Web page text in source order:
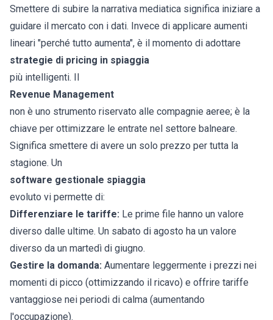
Smettere di subire la narrativa mediatica significa iniziare a
guidare il mercato con i dati. Invece di applicare aumenti
lineari "perché tutto aumenta", è il momento di adottare
strategie di pricing in spiaggia
più intelligenti. Il
Revenue Management
non è uno strumento riservato alle compagnie aeree; è la
chiave per ottimizzare le entrate nel settore balneare.
Significa smettere di avere un solo prezzo per tutta la
stagione. Un
software gestionale spiaggia
evoluto vi permette di:
Differenziare le tariffe: Le prime file hanno un valore
diverso dalle ultime. Un sabato di agosto ha un valore
diverso da un martedì di giugno.
Gestire la domanda: Aumentare leggermente i prezzi nei
momenti di picco (ottimizzando il ricavo) e offrire tariffe
vantaggiose nei periodi di calma (aumentando
l'occupazione).